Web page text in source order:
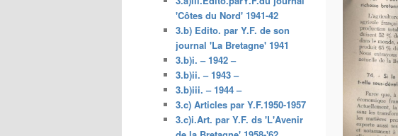
'Côtes du Nord' 1941-42
3.b) Edito. par Y.F. de son
journal 'La Bretagne' 1941
3.b)i. – 1942 –
3.b)ii. – 1943 –
3.b)iii. – 1944 –
3.c) Articles par Y.F.1950-1957
3.c)i.Art. par Y.F. ds 'L'Avenir